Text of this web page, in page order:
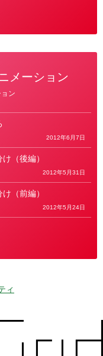
メーション
ン
2012年6月7日
（後編）
2012年5月31日
（前編）
2012年5月24日
ィ